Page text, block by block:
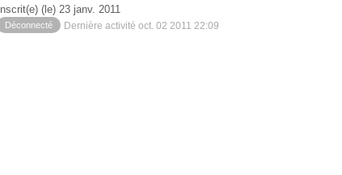
Inscrit(e) (le) 23 janv. 2011
Déconnecté Dernière activité oct. 02 2011 22:09